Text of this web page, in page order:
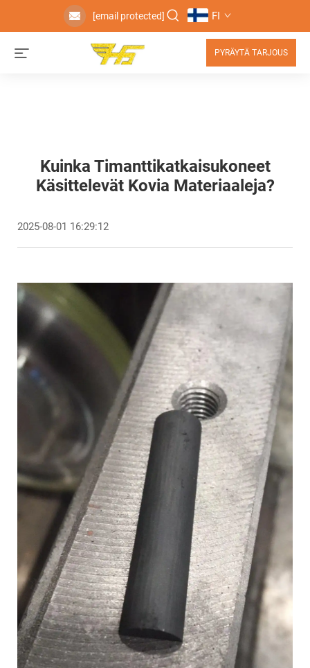
[email protected] FI
PYRÄYTÄ TARJOUS
Kuinka Timanttikatkaisukoneet
Käsittelevät Kovia Materiaaleja?
2025-08-01 16:29:12